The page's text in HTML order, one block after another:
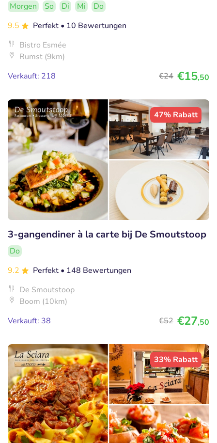
Morgen So Di Mi
Do
9.5
Perfekt • 10 Bewertungen
Bistro Esmée
Rumst (9km)
Verkauft: 218
€24 €15,50
47% Rabatt
3-gangendiner à la carte bij De Smoutstoop
Do
9.2
Perfekt • 148 Bewertungen
De Smoutstoop
Boom (10km)
Verkauft: 38
€52 €27,50
33% Rabatt